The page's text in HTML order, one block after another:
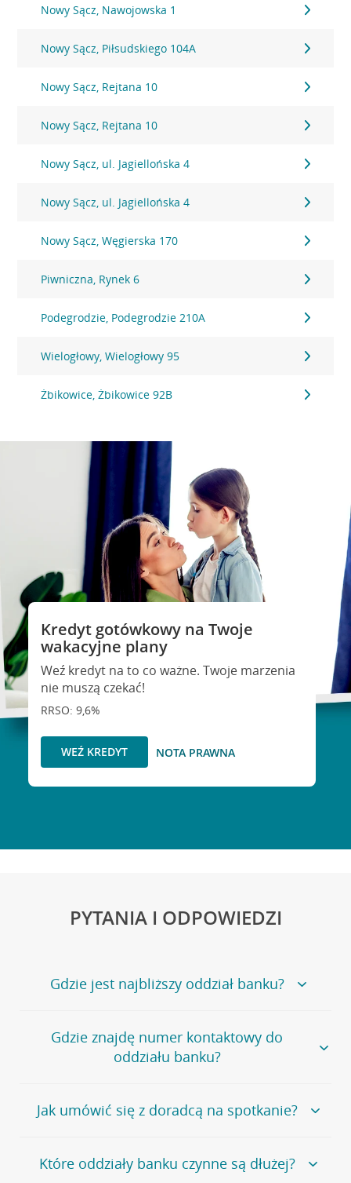
Nowy Sącz, Nawojowska 1
Nowy Sącz, Piłsudskiego 104A
Nowy Sącz, Rejtana 10
Nowy Sącz, Rejtana 10
Nowy Sącz, ul. Jagiellońska 4
Nowy Sącz, ul. Jagiellońska 4
Nowy Sącz, Węgierska 170
Piwniczna, Rynek 6
Podegrodzie, Podegrodzie 210A
Wielogłowy, Wielogłowy 95
Żbikowice, Żbikowice 92B
Kredyt gotówkowy na Twoje
wakacyjne plany
Weź kredyt na to co ważne. Twoje marzenia
nie muszą czekać!
RRSO: 9,6%
WEŹ KREDYT NOTA PRAWNA
PYTANIA I ODPOWIEDZI
Gdzie jest najbliższy oddział banku?
Jeśli szukasz oddziału naszego banku, zapraszamy na
stronęPlacówki i bankomaty, na której znajduje się
wygodna wyszukiwarka.
oddziałów
Gdzie znajdę numer kontaktowy do
oddziału banku?
Bank Credit Agricole nie udostępnia ogólnego numeru
telefonu do placówki bankowej.
umówienia się z doradcą w placówce bankowej .
Jak umówić się z doradcą na spotkanie?
Jeśli jesteś już naszym
klientemmożeszsamodzielnieumówić się na spotkanie z
Które oddziały banku czynne są dłużej?